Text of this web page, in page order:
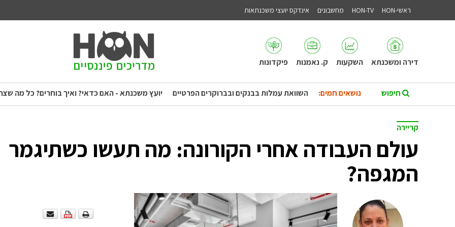
ראשי-HON HON-TV מחשבונים אינדקס יועצי משכנתאות
דירה ומשכנתא השקעות ק. נאמנות פיקדונות
נושאים חמים: השוואת עמלות בבנקים ובברוקרים הפרטיים יועץ משכנתא - האם כדאי? ואיך בוחרים? כל מה
קריירה
עולם העבודה אחרי הקורונה: מה תעשו כשתיגמר
המגפה?